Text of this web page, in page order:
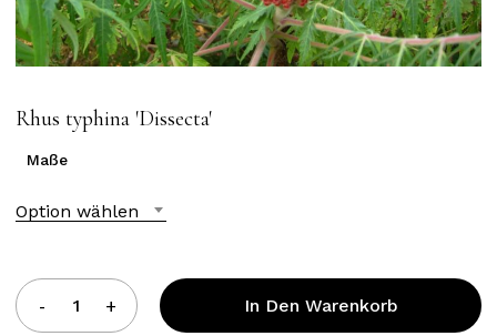
Rhus typhina ′Dissecta′
Maße
Option wählen
In Den Warenkorb